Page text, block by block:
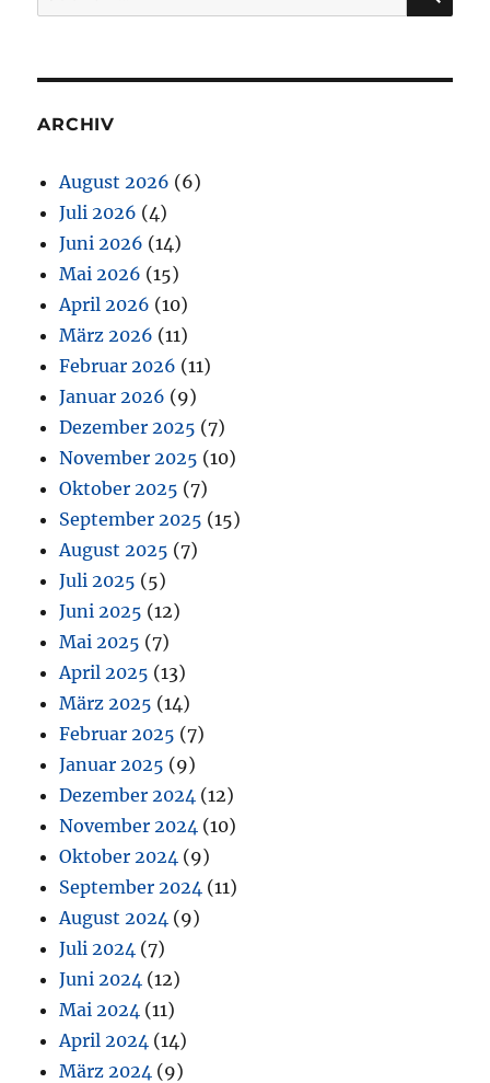
nach:
ARCHIV
August 2026 (6)
Juli 2026 (4)
Juni 2026 (14)
Mai 2026 (15)
April 2026 (10)
März 2026 (11)
Februar 2026 (11)
Januar 2026 (9)
Dezember 2025 (7)
November 2025 (10)
Oktober 2025 (7)
September 2025 (15)
August 2025 (7)
Juli 2025 (5)
Juni 2025 (12)
Mai 2025 (7)
April 2025 (13)
März 2025 (14)
Februar 2025 (7)
Januar 2025 (9)
Dezember 2024 (12)
November 2024 (10)
Oktober 2024 (9)
September 2024 (11)
August 2024 (9)
Juli 2024 (7)
Juni 2024 (12)
Mai 2024 (11)
April 2024 (14)
März 2024 (9)